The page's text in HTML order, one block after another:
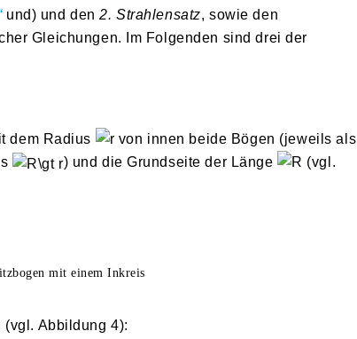
und) und den2. Strahlensatz, sowie den
Gleichungen. Im Folgenden sind drei der
dem Radius
von innen beide Bögen (jeweils als
) und die Grundseite der Länge
(vgl.
mit einem Inkreis
Abbildung 4):